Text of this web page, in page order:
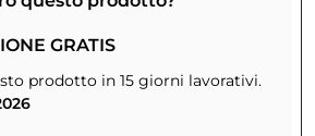
GRATIS
prodotto in 15 giorni lavorativi.